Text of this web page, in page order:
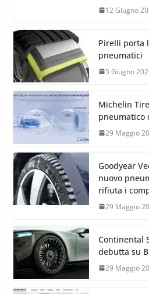
12 Giugno
Pirelli porta
pneumatici
5 Giugno
Michelin
pneumatico
29 Maggio
Goodyear
nuovo
rifiuta i
29 Maggio
Continental
debutta su
29 Maggio